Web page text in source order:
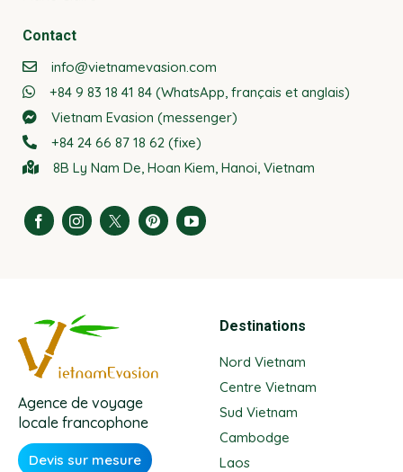
Contact
info@vietnamevasion.com
+84 9 83 18 41 84 (WhatsApp, français et anglais)
Vietnam Evasion (messenger)
+84 24 66 87 18 62 (fixe)
8B Ly Nam De, Hoan Kiem, Hanoi, Vietnam
Agence de voyage
locale francophone
Devis sur mesure
Destinations
Nord Vietnam
Centre Vietnam
Sud Vietnam
Cambodge
Laos